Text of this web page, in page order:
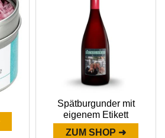
Spätburgunder mit
eigenem Etikett
ZUM SHOP ➜